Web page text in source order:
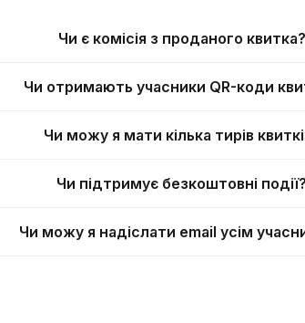
Чи є комісія з проданого квитка?
Чи отримають учасники QR-коди
Чи можу я мати кілька тирів
Чи підтримує безкоштовні події?
Чи можу я надіслати email усім